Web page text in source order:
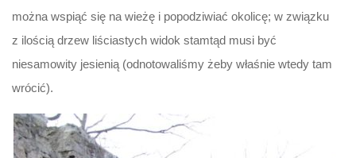
można wspiąć się na wieżę i popodziwiać okolicę; w związku
z ilością drzew liściastych widok stamtąd musi być
niesamowity jesienią (odnotowaliśmy żeby właśnie wtedy tam
wrócić).